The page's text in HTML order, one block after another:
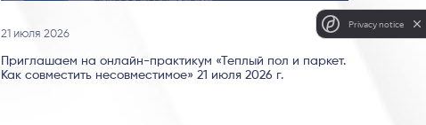
21 июля 2026
Приглашаем на онлайн-практикум «Теплый пол и паркет.
Как совместить несовместимое» 21 июля 2026 г.
Privacy notice